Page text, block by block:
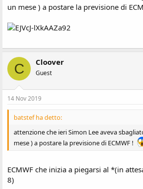
un mese ) a postare la previsione di
C Cloover
Guest
14 Nov 2019
batstef ha detto:
attenzione che ieri Simon Lee aveva
mese ) a postare la previsione di ECMWF !
ECMWF che inizia a piegarsi al *(in
8)